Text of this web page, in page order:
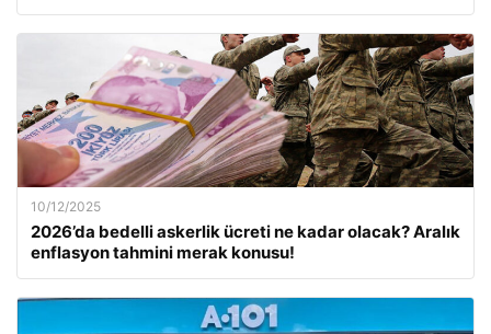
10/12/2025
2026’da bedelli askerlik ücreti ne kadar olacak? Aralık
enflasyon tahmini merak konusu!